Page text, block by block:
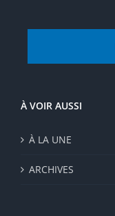
À VOIR AUSSI
À LA UNE
ARCHIVES